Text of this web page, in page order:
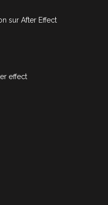
sur After Effect
effect